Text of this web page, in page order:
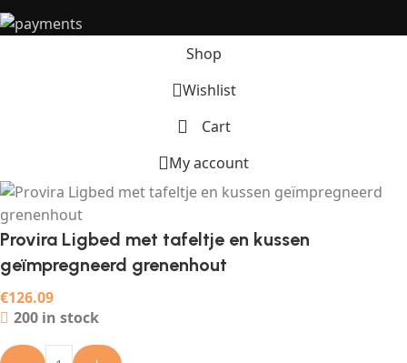
Shop
Wishlist
Cart
My account
Provira Ligbed met tafeltje en kussen
geïmpregneerd grenenhout
€126.09
200 in stock